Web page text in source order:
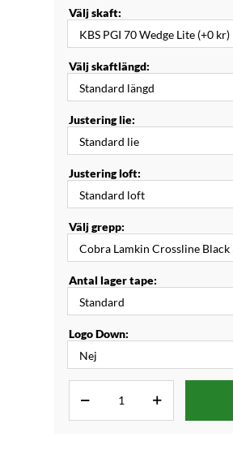
Välj skaft:
Välj skaftlängd:
Justering lie:
Justering loft:
Välj grepp:
Antal lager tape:
Logo Down: